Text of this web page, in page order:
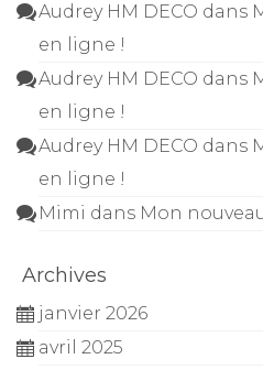
Audrey HM DECO dans
en ligne !
Audrey HM DECO dans
en ligne !
Audrey HM DECO dans
en ligne !
Mimi dans Mon
Archives
janvier 2026
avril 2025